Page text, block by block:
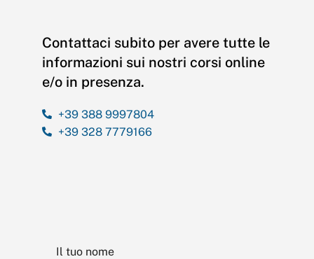
Contattaci subito per avere tutte le
informazioni sui nostri corsi online
e/o in presenza.
+39 388 9997804
+39 328 7779166
Il tuo nome